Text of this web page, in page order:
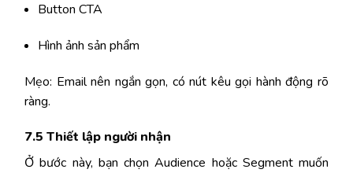
Button CTA
Hình ảnh sản phẩm
Mẹo: Email nên ngắn gọn, có nút kêu gọi hành động rõ
ràng.
7.5 Thiết lập người nhận
Ở bước này, bạn chọn Audience hoặc Segment muốn